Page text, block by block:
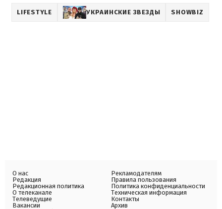
LIFESTYLE УКРАИНСКИЕ ЗВЕЗДЫ SHOWBIZ
О нас
Редакция
Редакционная политика
О телеканале
Телеведущие
Вакансии
Рекламодателям
Правила пользования
Политика конфиденциальности
Техническая информация
Контакты
Архив